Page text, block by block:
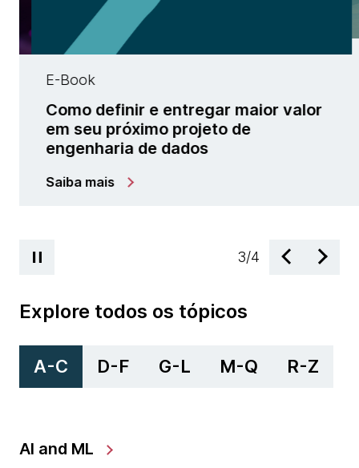
e entregar maior valor
próximo projeto de
de dados
digital e IA
4/4
Explore todos os tópicos
A-C D-F G-L M-Q R-Z
AI and ML